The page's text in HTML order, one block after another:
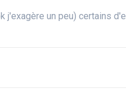
j'exagère un peu) certains